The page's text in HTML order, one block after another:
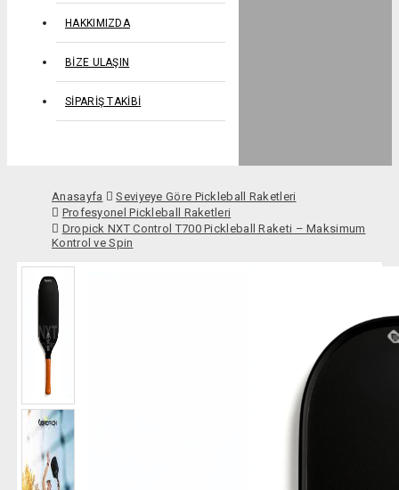
HAKKIMIZDA
BIZE ULAŞIN
SIPARIŞ TAKIBI
Anasayfa
Seviyeye Göre Pickleball Raketleri
Profesyonel Pickleball Raketleri
Dropick NXT Control T700 Pickleball Raketi – Maksimum
Kontrol ve Spin